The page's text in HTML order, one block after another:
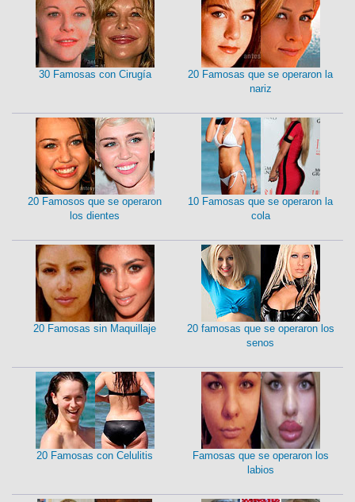
30 Famosas con Cirugía
20 Famosas que se operaron la
nariz
20 Famosos que se operaron
los dientes
10 Famosas que se operaron la
cola
20 Famosas sin Maquillaje
20 famosas que se operaron los
senos
20 Famosas con Celulitis
Famosas que se operaron los
labios